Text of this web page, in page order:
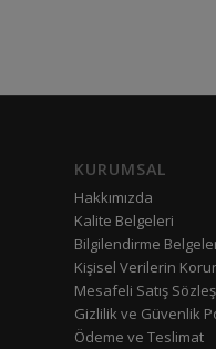
KURUMSAL
Hakkımızda
Kalite Belgeleri
Bilgilendirme
Kişisel Verilerin
Mesafeli Satış
Gizlilik ve Güvenlik
Ödeme ve Teslimat